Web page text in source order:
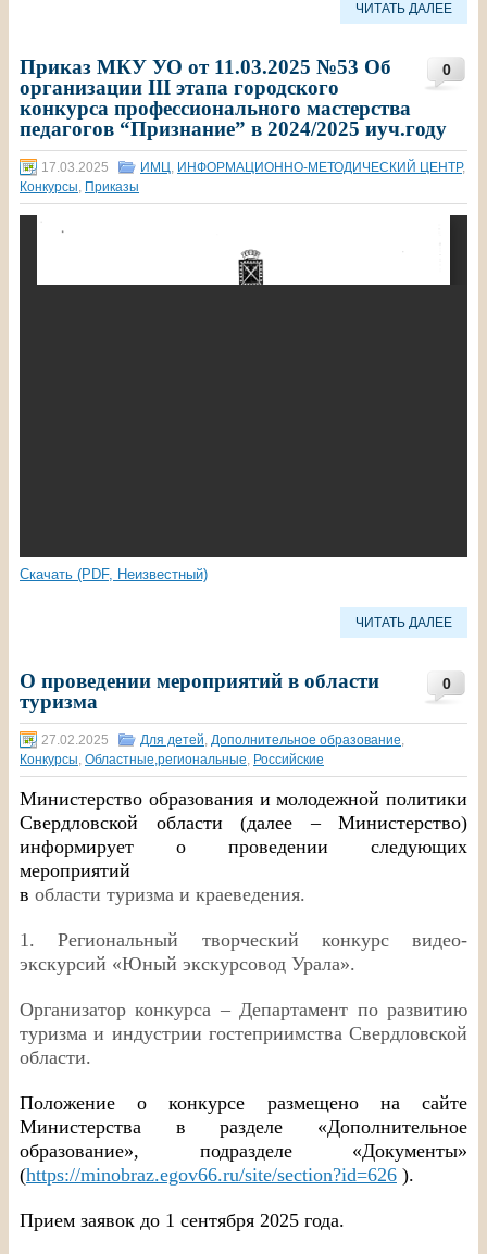
ЧИТАТЬ ДАЛЕЕ
0
Приказ МКУ УО от 11.03.2025 №53 Об
организации III этапа городского
конкурса профессионального мастерства
педагогов “Признание” в 2024/2025 иуч.году
17.03.2025 ИМЦ, ИНФОРМАЦИОННО-МЕТОДИЧЕСКИЙ ЦЕНТР,
Конкурсы, Приказы
Скачать (PDF, Неизвестный)
ЧИТАТЬ ДАЛЕЕ
0
О проведении мероприятий в области
туризма
27.02.2025 Для детей, Дополнительное образование,
Конкурсы, Областные,региональные, Российские
Министерство образования и молодежной политики
Свердловской области (далее – Министерство)
информирует о проведении следующих
мероприятий
в области туризма и краеведения.
1. Региональный творческий конкурс видео-
экскурсий «Юный экскурсовод Урала».
Организатор конкурса – Департамент по развитию
туризма и индустрии гостеприимства Свердловской
области.
Положение о конкурсе размещено на сайте
Министерства в разделе «Дополнительное
образование», подразделе «Документы»
(https://minobraz.egov66.ru/site/section?id=626 ).
Прием заявок до 1 сентября 2025 года.